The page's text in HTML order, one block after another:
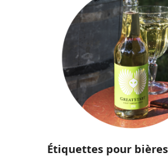
Étiquettes pour